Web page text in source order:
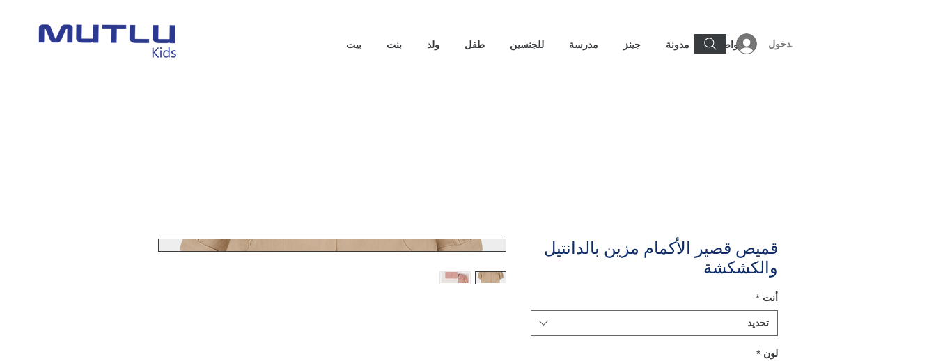
بيت بنت ولد طفل للجنسين مدرسة جينز مدونة تواصل تسجيل الدخول
قميص قصير الأكمام مزين بالدانتيل
والكشكشة
أنت *
تحديد
لون *